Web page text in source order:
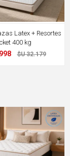
Latex + Resortes
400 kg
$U 32.179